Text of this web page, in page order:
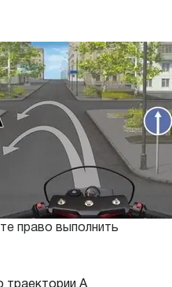
право выполнить
траектории А